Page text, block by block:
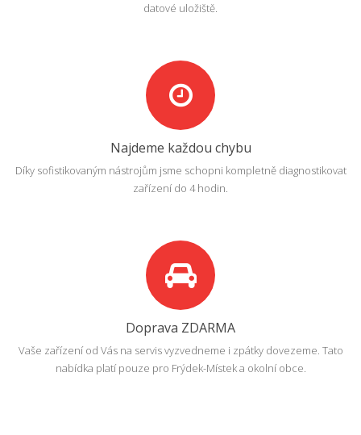
datové uložiště.
Najdeme každou chybu
Díky sofistikovaným nástrojům jsme schopni kompletně diagnostikovat
zařízení do 4 hodin.
Doprava ZDARMA
Vaše zařízení od Vás na servis vyzvedneme i zpátky dovezeme. Tato
nabídka platí pouze pro Frýdek-Místek a okolní obce.